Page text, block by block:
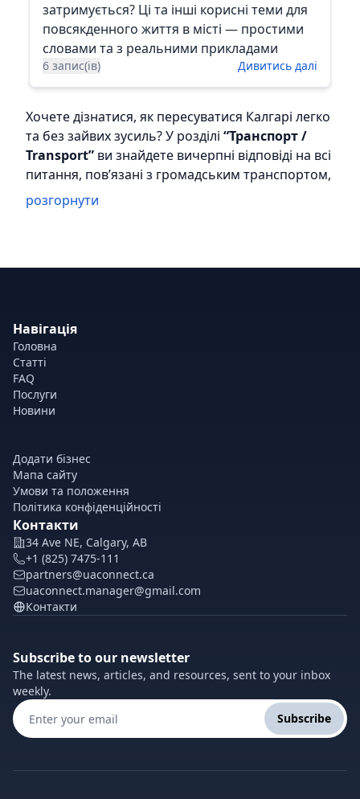
затримується? Ці та інші корисні теми для
повсякденного життя в місті — простими
словами та з реальними прикладами
6 запис(ів) Дивитись далі
Хочете дізнатися, як пересуватися Калгарі легко
та без зайвих зусиль? У розділі “Транспорт /
Transport” ви знайдете вичерпні відповіді на всі
питання, пов’язані з громадським транспортом,
водінням, таксі, каршерингом та іншими
способами пересування містом. Ми зібрали
для новоприбулих та місцевих жителів.
🚌Громадський транспорт у Калгарі
користуватися автобусами й системою CTrain,
де переглядати маршрути, як купити квитки та
використовувати мобільні додатки.
порівняння зручності, вартості та часу між
власним авто, орендованим транспортом чи
службами на кшталт Uber.
📄Отримання водійських прав у Канаді
визнати закордонні права, правила здачі
теоретичного та практичного іспитів, та що
треба знати іммігранту.
святкові дні та як користуватися інтерактивними
картами.
🅿️Паркування у Калгарі
паркування, як оплачувати, де шукати дешеві/
розгорнути
Навігація
Головна
Статті
FAQ
Послуги
Новини
Додати бізнес
Мапа сайту
Умови та положення
Політика конфіденційності
Контакти
34 Ave NE, Calgary, AB
+1 (825) 7475-111
partners@uaconnect.ca
uaconnect.manager@gmail.com
Контакти
Subscribe to our newsletter
The latest news, articles, and resources, sent to your inbox
weekly.
Subscribe